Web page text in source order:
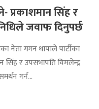
प्रकाशमान सिंह र
जवाफ दिनुपर्छ
नेता गगन थापाले पार्टीका
सिंह र उपसभापति विमलेन्द्र
गर्न...